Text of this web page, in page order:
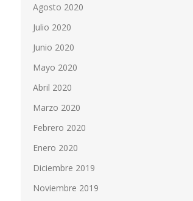
Agosto 2020
Julio 2020
Junio 2020
Mayo 2020
Abril 2020
Marzo 2020
Febrero 2020
Enero 2020
Diciembre 2019
Noviembre 2019